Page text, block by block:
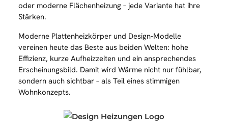
oder moderne Flächenheizung – jede Variante hat ihre
Stärken.
Moderne Plattenheizkörper und Design-Modelle
vereinen heute das Beste aus beiden Welten: hohe
Effizienz, kurze Aufheizzeiten und ein ansprechendes
Erscheinungsbild. Damit wird Wärme nicht nur fühlbar,
sondern auch sichtbar – als Teil eines stimmigen
Wohnkonzepts.